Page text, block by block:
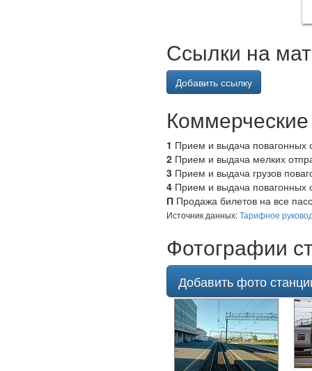
Ссылки на
Добавить ссылку
1 Прием и выдача повагонных
2 Прием и выдача мелких
3 Прием и выдача грузов
4 Прием и выдача повагонных
П Продажа билетов на все
Источник данных:Тарифное
Фотографии
Добавить фото